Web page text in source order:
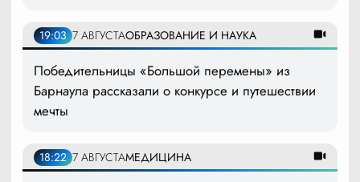
19:03 7 АВГУСТАОБРАЗОВАНИЕ И НАУКА
Победительницы «Большой перемены» из
Барнаула рассказали о конкурсе и путешествии
мечты
18:22 7 АВГУСТАМЕДИЦИНА